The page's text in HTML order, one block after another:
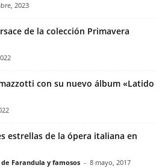
2023
de la colección Primavera
con su nuevo álbum «Latido
estrellas de la ópera italiana en
Farandula y famosos - 8 mayo, 2017